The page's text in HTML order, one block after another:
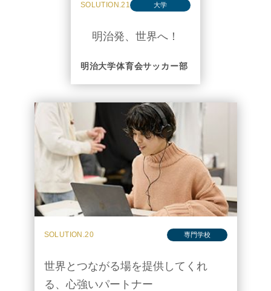
SOLUTION.21 大学
明治発、世界へ！
明治大学体育会サッカー部
SOLUTION.20 専門学校
世界とつながる場を提供してくれ
る、心強いパートナー